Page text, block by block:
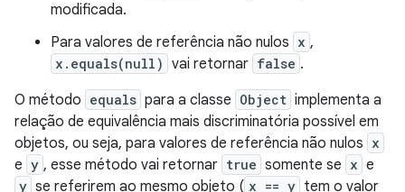
modificada.
Para valores de referência não nulos x ,
x.equals(null) vai retornar false .
O método equals para a classe Object implementa a
relação de equivalência mais discriminatória possível em
objetos, ou seja, para valores de referência não nulos x
e y , esse método vai retornar true somente se x e
y se referirem ao mesmo objeto ( x == y tem o valor